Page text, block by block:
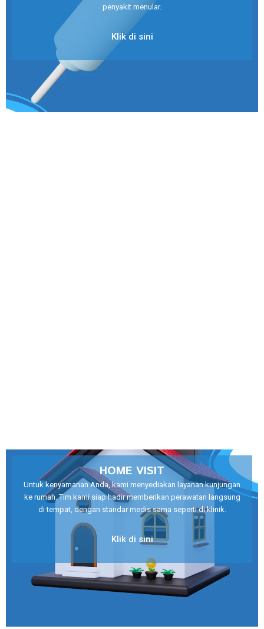
penyakit menular.
Klik di sini
HOME VISIT
Untuk kenyamanan Anda, kami menyediakan layanan kunjungan
ke rumah. Tim kami siap hadir memberikan perawatan langsung
di tempat, dengan standar medis sama seperti di klinik.
Klik di sini